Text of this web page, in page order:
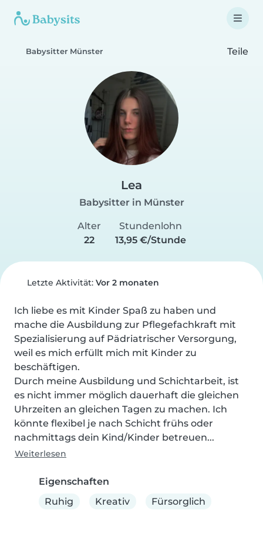
Babysitter Münster Teile
Lea
Babysitter in Münster
Alter
22
Stundenlohn
13,95 €/Stunde
Letzte Aktivität: Vor 2 monaten
Ich liebe es mit Kinder Spaß zu haben und
mache die Ausbildung zur Pflegefachkraft mit
Spezialisierung auf Pädriatrischer Versorgung,
weil es mich erfüllt mich mit Kinder zu
beschäftigen.
Durch meine Ausbildung und Schichtarbeit, ist
es nicht immer möglich dauerhaft die gleichen
Uhrzeiten an gleichen Tagen zu machen. Ich
könnte flexibel je nach Schicht frühs oder
nachmittags dein Kind/Kinder betreuen...
Weiterlesen
Eigenschaften
Ruhig
Kreativ Fürsorglich